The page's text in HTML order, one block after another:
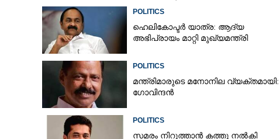
POLITICS
ഹെലികോപ്ടർ യാത്ര: ആദ്യ
അഭിപ്രായം മാറ്റി മുഖ്യമന്ത്രി
POLITICS
മന്ത്രിമാരുടെ മനോനില വ്യക്തമായി:
ഗോവിന്ദൻ
POLITICS
സമരം നിറുത്താൻ കത്തു നൽകി